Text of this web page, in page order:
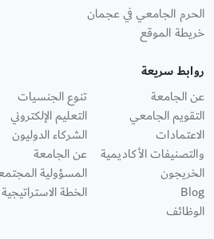
الحرم الجامعي في عجمان
خريطة الموقع
روابط سريعة
عن الجامعة
التقويم الجامعي
الاعتمادات
والتصنيفات الأكاديمية
الخريجون
Blog
الوظائف
تنوع الجنسيات
التعليم الإلكتروني
الشركاء الدوليون
عن الجامعة
المسؤولية
الخطة الاستراتيجية